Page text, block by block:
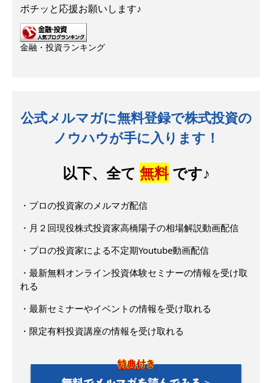
ポチッと応援お願いします♪
金融・投資ランキング
公式メルマガに無料登録で株式投資の
ノウハウが手に入ります！
以下、全て 無料です♪
・プロの投資家のメルマガ配信
・月２回現役株式投資家高橋陽子の相場解説動画配信
・プロの投資家による不定期Youtube動画配信
・最新無料オンライン投資体験セミナーの情報を受け取
れる
・最新セミナーやイベントの情報を受け取れる
・限定有料投資講座の情報を受け取れる